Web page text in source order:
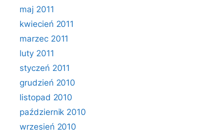
maj 2011
kwiecień 2011
marzec 2011
luty 2011
styczeń 2011
grudzień 2010
listopad 2010
październik 2010
wrzesień 2010